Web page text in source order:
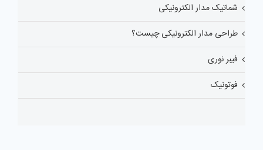
شماتیک مدار الکترونیکی
طراحی مدار الکترونیکی چیست؟
فیبر نوری
فوتونیک